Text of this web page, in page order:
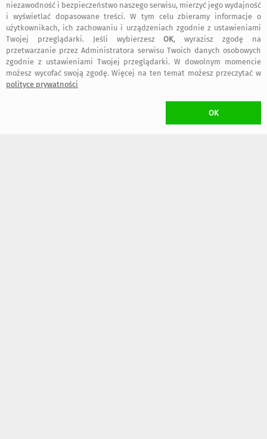
Damian:
Wszystko w jak najlepszym porządku i zgodnie z opisem.
Element ruchomej hustawki to pozytywne wrażenie. Bezpieczna
i szybka przesyłka. Warto się zainteresować : )
15 grudnia 2022
niezawodność i bezpieczeństwo naszego serwisu, mierzyć jego wydajność
i wyświetlać dopasowane treści. W tym celu zbieramy informacje o
użytkownikach, ich zachowaniu i urządzeniach zgodnie z ustawieniami
Twojej przeglądarki. Jeśli wybierzeszOK, wyrazisz zgodę na
przetwarzanie przez Administratora serwisu Twoich danych osobowych
zgodnie z ustawieniami Twojej przeglądarki. W dowolnym momencie
możesz wycofać swoją zgodę. Więcej na ten temat możesz przeczytać w
polityce prywatności
OK